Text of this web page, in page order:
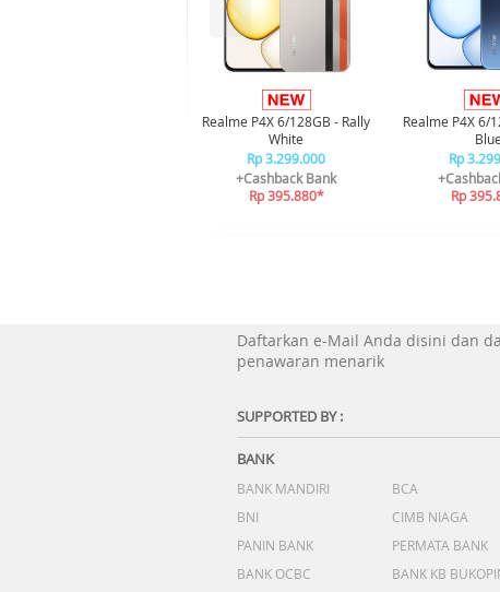
Realme P4X 6/128GB - Rally
White
Rp 3.299.000
+Cashback Bank
Rp 395.880*
Realme P4X 6/
Blue
Rp
Rp
Daftarkan e-Mail Anda disini dan
penawaran menarik
SUPPORTED BY :
BANK
BANK MANDIRI BCA
BNI
CIMB NIAGA
PANIN BANK
PERMATA BANK
BANK OCBC
BANK KB